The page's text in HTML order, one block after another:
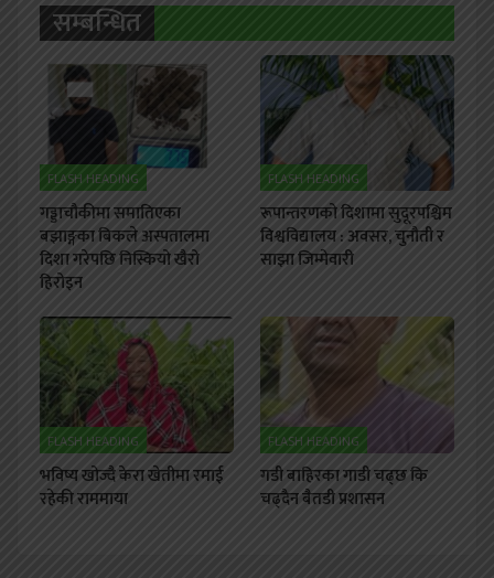
सम्बन्धित
FLASH HEADING
गड्डाचौकीमा समातिएका
बझाङ्गका बिकले अस्पतालमा
दिशा गरेपछि निस्कियो खैरो
हिरोइन
FLASH HEADING
रूपान्तरणको दिशामा सुदूरपश्चिम
विश्वविद्यालय : अवसर, चुनौती र
साझा जिम्मेवारी
FLASH HEADING
भविष्य खोज्दै केरा खेतीमा रमाई
रहेकी राममाया
FLASH HEADING
गडी बाहिरका गाडी चढ्छ कि
चढ्दैन बैतडी प्रशासन